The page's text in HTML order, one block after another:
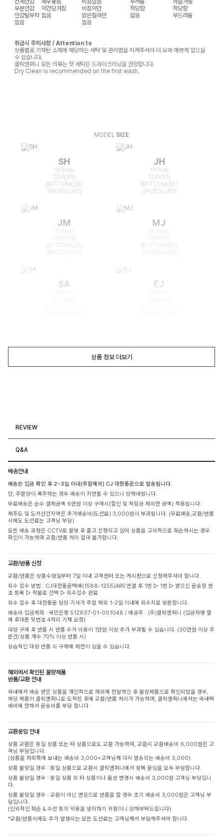
부분안감
약간당겨짐 비침약간 적당함
적당함
안감탈부착 없음 밝은칼라만 얇음
부드러움
없음
없음
취급시 주의사항 / Attention to
상품별로 기재된 소재에 해당하는 세탁 및 관리법을 지켜주셔야 더 오래 예쁘게 입으실
수 있습니다.
클릭앤퍼니 모든 의류는 첫 세탁은 드라이크리닝을 권장합니다.
Dry Clean is recommended on the first wash.
MODEL SIZE
SH
163cm
TOP(55)
BOTTOM(26)
SHOES(240)
JH
167cm
TOP(55)
BOTTOM(26)
SHOES(240)
JM
166cm
TOP(55)
BOTTOM(25)
MJ
164cm
TOP(55)
BOTTOM(26)
SA EJ
상품 정보 더보기
REVIEW
Q&A
배송안내
배송은 입금 확인 후 2~3일 이내(주말제외) CJ 대한통운으로 발송됩니다.
단, 주문량이 폭주하는 경우 배송이 지연될 수 있으니 양해바랍니다.
무료배송은 순수 결제금액 6만원 이상 구매시(할인 및 적립금 제외한 금액) 적용됩니다.
제주도 및 도서산간지역은 추가배송비(도선료) 3,000원이 부과됩니다. (무료배송,교환/반품
시에도 도선료는 고객님 부담)
모든 배송 과정은 CCTV로 촬영 후 출고 진행되고 있어 상품을 고의적으로 훼손하시는 경우
확인이 가능하며 교환/반품 처리 절대 불가합니다.
교환/반품 신청
교환/반품은 상품수령일부터 7일 이내 고객센터 또는 게시판으로 신청해주셔야 합니다.
회수 접수 방법 : CJ대한통운택배(1588-1255)ARS 연결 후 1번 ▷ 1번 ▷ 받으신 운송장 번
호 등록 ▷ 착불로 선택 ▷ 회수접수 완료
회수 접수 후 대한통운 담당 기사가 주말 제외 1-2일 이내에 회수지로 방문합니다.
배송비 입금계좌 : 국민은행 512637-01-001048 / 예금주 : (주)클릭앤퍼니 (입금자명 옆
에 휴대폰 뒷번호 4자리 기재 요청)
대량 구매 후 반품 시 반품 수거 비용이 1만원 이상 추가 부과될 수 있습니다. (30만원 이상 주
문건/상품 개수 70% 이상 반품 시)
상습적인 대량 반품 시 구매에 제한이 있을 수 있습니다.
해외에서 확인된 불량제품
반품/교환 안내
국내에서 배송 받은 상품을 개인적으로 해외에 전달하신 후 불량제품으로 확인되었을 경우,
해당 제품이 클릭앤퍼니로 도착된 후에 교환/반품 처리가 가능하며, 클릭앤퍼니에서는 국내택
배비에 한해서 운송비를 부담 합니다
교환운임 안내
상품 교환은 동일 상품 또는 타 상품으로도 교환 가능하며, 교환시 교환배송비 6,000원은 고
객님 부담입니다.
(상품을 저희쪽에 보내는 배송비 3,000+고객님께 다시 발송되는 배송비 3,000)
상품 불량일 경우 : 동일 상품으로 교환시 클릭앤퍼니에서 왕복 운임을 모두 부담합니다.
상품 불량일 경우 : 동일 상품 외 타 상품이나 옵션 변경시 배송비 3,000원 고객님 부담입니
다.
상품 불량일 경우 : 교환이 아닌 변심으로 반품을 할 경우 초기 배송비 3,000원은 고객님 부
담입니다.
(인위적인 훼손 & 수선 등의 악용을 방지하기 위함이니 양해부탁드립니다)
*교환/반품시에도 추가 발생되는 모든 도선료는 고객님께서 부담해주셔야 합니다.